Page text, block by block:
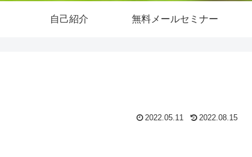
自己紹介 無料メールセミナー
2022.05.11 2022.08.15